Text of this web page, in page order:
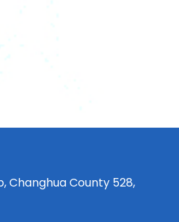
Changhua County 528,